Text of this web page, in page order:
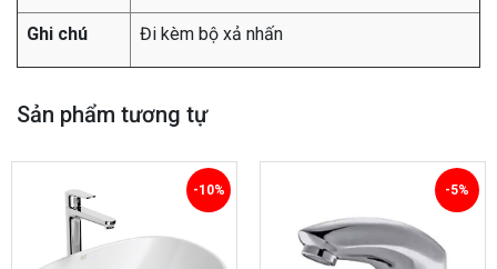
Ghi chú Đi kèm bộ xả nhấn
Sản phẩm tương tự
-10% -5%